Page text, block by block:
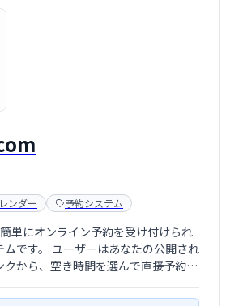
ンダー 予約システム
単にオンライン予約を受け付けられ
です。 ユーザーはあなたの公開され
クから、空き時間を選んで直接予約で
。 個々のニーズに合わせたカスタマ